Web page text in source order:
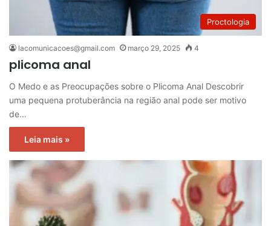
Proctologia
lacomunicacoes@gmail.com março 29, 2025 4
plicoma anal
O Medo e as Preocupações sobre o Plicoma Anal Descobrir
uma pequena protuberância na região anal pode ser motivo
de…
Leia mais »